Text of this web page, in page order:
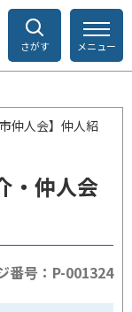
さがす メニュー
仲人会】仲人紹
・仲人会
番号：P-001324